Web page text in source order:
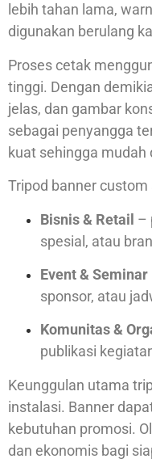
lebih tahan lama,
digunakan berulang
Proses cetak
tinggi. Dengan
jelas, dan gambar
sebagai penyangga
kuat sehingga mudah
Tripod banner
Bisnis & Retail –
spesial, atau
Event & Seminar
sponsor, atau
Komunitas &
publikasi
Keunggulan utama
instalasi. Banner
kebutuhan promosi.
dan ekonomis bagi